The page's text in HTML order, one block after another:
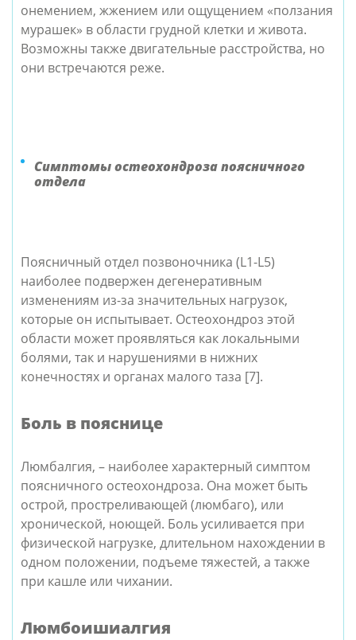
онемением, жжением или ощущением «ползания
мурашек» в области грудной клетки и живота.
Возможны также двигательные расстройства, но
они встречаются реже.
Симптомы остеохондроза поясничного
отдела
Поясничный отдел позвоночника (L1-L5)
наиболее подвержен дегенеративным
изменениям из-за значительных нагрузок,
которые он испытывает. Остеохондроз этой
области может проявляться как локальными
болями, так и нарушениями в нижних
конечностях и органах малого таза [7].
Боль в пояснице
Люмбалгия, – наиболее характерный симптом
поясничного остеохондроза. Она может быть
острой, простреливающей (люмбаго), или
хронической, ноющей. Боль усиливается при
физической нагрузке, длительном нахождении в
одном положении, подъеме тяжестей, а также
при кашле или чихании.
Люмбоишиалгия